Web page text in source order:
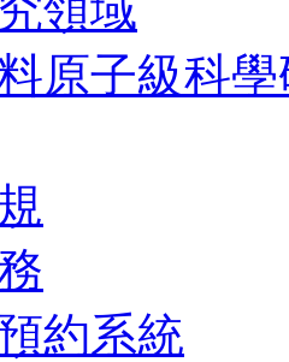
原子級科
約系統